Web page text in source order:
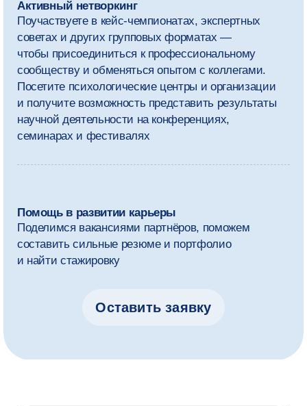
Кроме обязательных дисциплин,
вы сможете выбрать дополнительные
курсы и сформировать
индивидуальную траекторию обучения.
Учебный план может немного меняться.
Мы адаптируем его под тренды индустрии
и ориентируемся на обратную связь от студентов,
преподавателей и экспертов.
1 курс
2 курс